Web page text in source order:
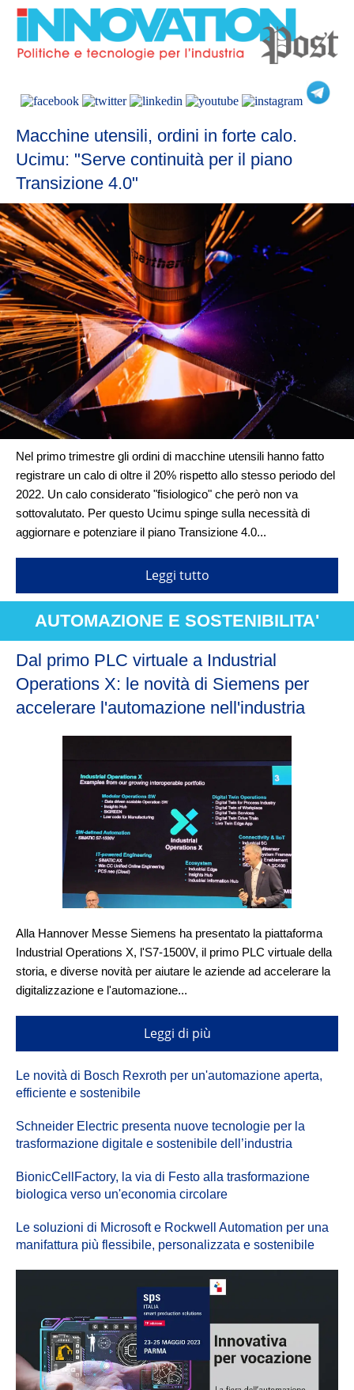
Macchine utensili, ordini in forte calo.
Ucimu: "Serve continuità per il piano
Transizione 4.0"
Nel primo trimestre gli ordini di macchine utensili hanno fatto
registrare un calo di oltre il 20% rispetto allo stesso periodo del
2022. Un calo considerato "fisiologico" che però non va
sottovalutato. Per questo Ucimu spinge sulla necessità di
aggiornare e potenziare il piano Transizione 4.0...
Leggi tutto
AUTOMAZIONE E SOSTENIBILITA'
Dal primo PLC virtuale a Industrial
Operations X: le novità di Siemens per
accelerare l'automazione nell'industria
Alla Hannover Messe Siemens ha presentato la piattaforma
Industrial Operations X, l'S7-1500V, il primo PLC virtuale della
storia, e diverse novità per aiutare le aziende ad accelerare la
digitalizzazione e l'automazione...
Leggi di più
Le novità di Bosch Rexroth per un'automazione aperta,
efficiente e sostenibile
Schneider Electric presenta nuove tecnologie per la
trasformazione digitale e sostenibile dell’industria
BionicCellFactory, la via di Festo alla trasformazione
biologica verso un'economia circolare
Le soluzioni di Microsoft e Rockwell Automation per una
manifattura più flessibile, personalizzata e sostenibile